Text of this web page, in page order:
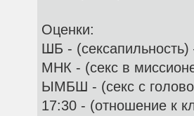
Оценки:
ШБ -
МНК - (секс в
ЫМБШ - (секс с
17:30 - (отношение к